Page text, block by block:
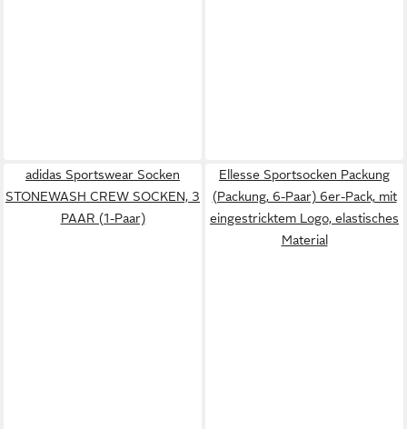
adidas Sportswear Socken
STONEWASH CREW SOCKEN, 3
PAAR (1-Paar)
Ellesse Sportsocken Packung
(Packung, 6-Paar) 6er-Pack, mit
eingestricktem Logo, elastisches
Material